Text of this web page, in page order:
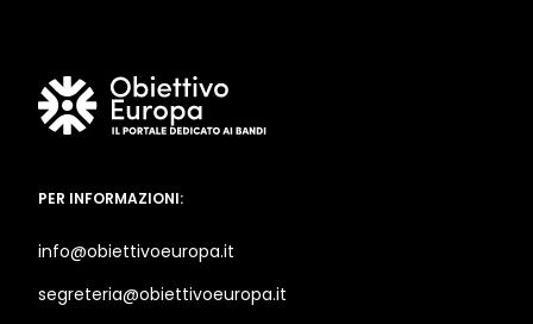
PER INFORMAZIONI:
info@obiettivoeuropa.it
segreteria@obiettivoeuropa.it